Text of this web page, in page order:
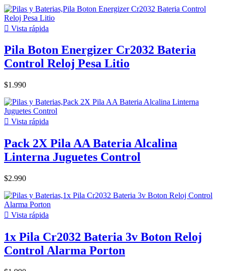
 Vista rápida
Pila Boton Energizer Cr2032 Bateria
Control Reloj Pesa Litio
$1.990
 Vista rápida
Pack 2X Pila AA Bateria Alcalina
Linterna Juguetes Control
$2.990
 Vista rápida
1x Pila Cr2032 Bateria 3v Boton Reloj
Control Alarma Porton